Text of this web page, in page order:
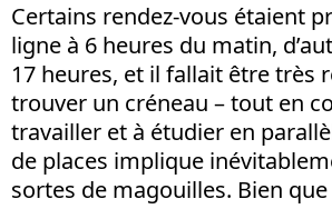
Certains rendez-vous étaient
ligne à 6 heures du matin,
17 heures, et il fallait être très
trouver un créneau – tout en
travailler et à étudier en
de places implique
sortes de magouilles. Bien